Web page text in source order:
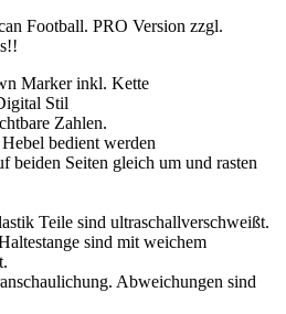
Football. PRO Version zzgl.
Marker inkl. Kette
Stil
Zahlen.
bedient werden
beiden Seiten gleich um und rasten
Teile sind ultraschallverschweißt.
sind mit weichem
Abweichungen sind